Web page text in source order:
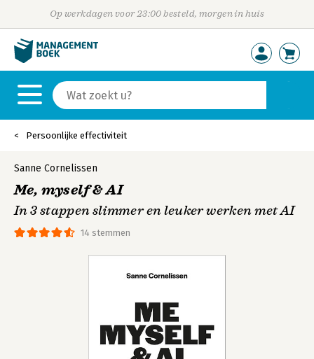
Op werkdagen voor 23:00 besteld, morgen in huis
Persoonlijke effectiviteit
14 stemmen
Sanne Cornelissen
Me, myself & AI
In 3 stappen slimmer en leuker werken met AI